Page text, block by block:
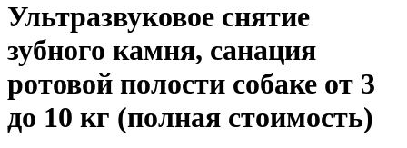
Ультразвуковое снятие
зубного камня, санация
ротовой полости собаке от 3
до 10 кг (полная стоимость)